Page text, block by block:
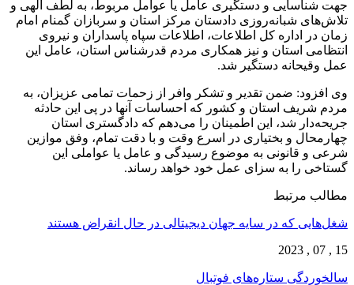
جهت شناسایی و دستگیری عامل یا عوامل مربوط، به لطف الهی و
تلاش‌های شبانه‌روزی دادستان مرکز استان و سربازان گمنام امام
زمان در اداره کل اطلاعات، اطلاعات سپاه پاسداران و نیروی
انتظامی استان و نیز همکاری مردم قدرشناس استان، عامل این
عمل وقیحانه دستگیر شد.
وی افزود: ‌ضمن تقدیر و تشکر وافر از زحمات تمامی عزیزان، به
مردم شریف استان و کشور که احساسات آنها در پی این حادثه
جریحه‌دار شد، این اطمینان را می‌دهم که دادگستری استان
چهارمحال و بختیاری در اسرع وقت و با دقت تمام، وفق موازین
شرعی و قانونی به موضوع رسیدگی و عامل یا عواملی این
گستاخی را به سزای عمل خود خواهد رساند.
مطالب مرتبط
شغل‌‌هایی که در سایه جهان دیجیتالی در حال انقراض هستند
15 , 07 , 2023
سالخوردگی ستاره‌های فوتبال